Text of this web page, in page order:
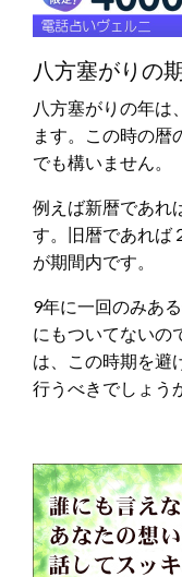
八方塞がりの
八方塞がりの年は
ます。この時の暦
でも構いません。
例えば新暦であれ
す。旧暦であれば
が期間内です。
9年に一回のみあ
にもついてないの
は、この時期を避
行うべきでしょう